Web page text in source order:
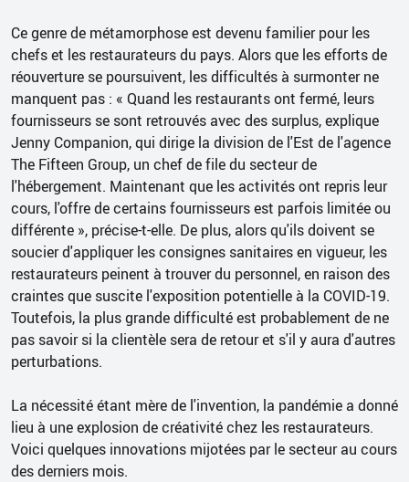
Ce genre de métamorphose est devenu familier pour les
chefs et les restaurateurs du pays. Alors que les efforts de
réouverture se poursuivent, les difficultés à surmonter ne
manquent pas : « Quand les restaurants ont fermé, leurs
fournisseurs se sont retrouvés avec des surplus, explique
Jenny Companion, qui dirige la division de l'Est de l'agence
The Fifteen Group, un chef de file du secteur de
l'hébergement. Maintenant que les activités ont repris leur
cours, l'offre de certains fournisseurs est parfois limitée ou
différente », précise-t-elle. De plus, alors qu'ils doivent se
soucier d'appliquer les consignes sanitaires en vigueur, les
restaurateurs peinent à trouver du personnel, en raison des
craintes que suscite l'exposition potentielle à la COVID-19.
Toutefois, la plus grande difficulté est probablement de ne
pas savoir si la clientèle sera de retour et s'il y aura d'autres
perturbations.
La nécessité étant mère de l'invention, la pandémie a donné
lieu à une explosion de créativité chez les restaurateurs.
Voici quelques innovations mijotées par le secteur au cours
des derniers mois.